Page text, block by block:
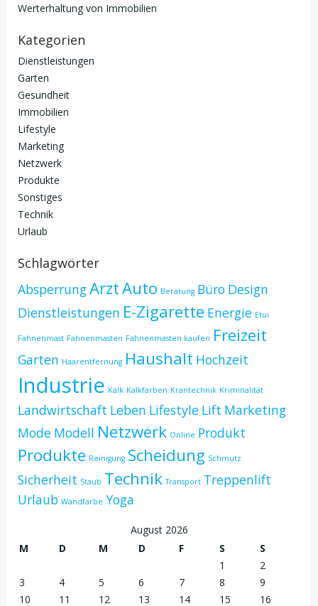
Werterhaltung von Immobilien
Kategorien
Dienstleistungen
Garten
Gesundheit
Immobilien
Lifestyle
Marketing
Netzwerk
Produkte
Sonstiges
Technik
Urlaub
Schlagwörter
AbsperrungArztAuto Beratung Büro Design
Dienstleistungen E-Zigarette Energie Etui
Fahnenmast Fahnenmasten Fahnenmasten kaufen Freizeit
Garten Haarentfernung Haushalt Hochzeit
Industrie Kalk Kalkfarben Krantechnik Kriminalität
Landwirtschaft Leben Lifestyle Lift Marketing
Mode Modell Netzwerk Online Produkt
Produkte Reinigung Scheidung Schmutz
Sicherheit Staub Technik Transport Treppenlift
Urlaub Wandfarbe Yoga
August 2026
M
D M D F S
S
1
2
3
4 5 6 7 8
9
10
11 12 13 14 15 16